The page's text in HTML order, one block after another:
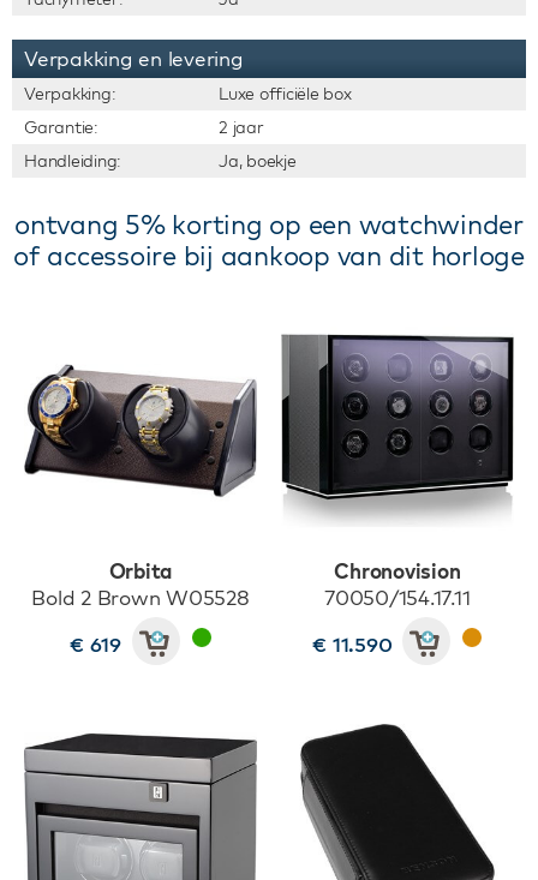
Verpakking en levering
Verpakking:
Luxe officiële box
Garantie:
2 jaar
Handleiding:
Ja, boekje
ontvang 5% korting op een watchwinder
of accessoire bij aankoop van dit horloge
Orbita
Bold 2 Brown W05528
€ 619
Chronovision
70050/154.17.11
€ 11.590